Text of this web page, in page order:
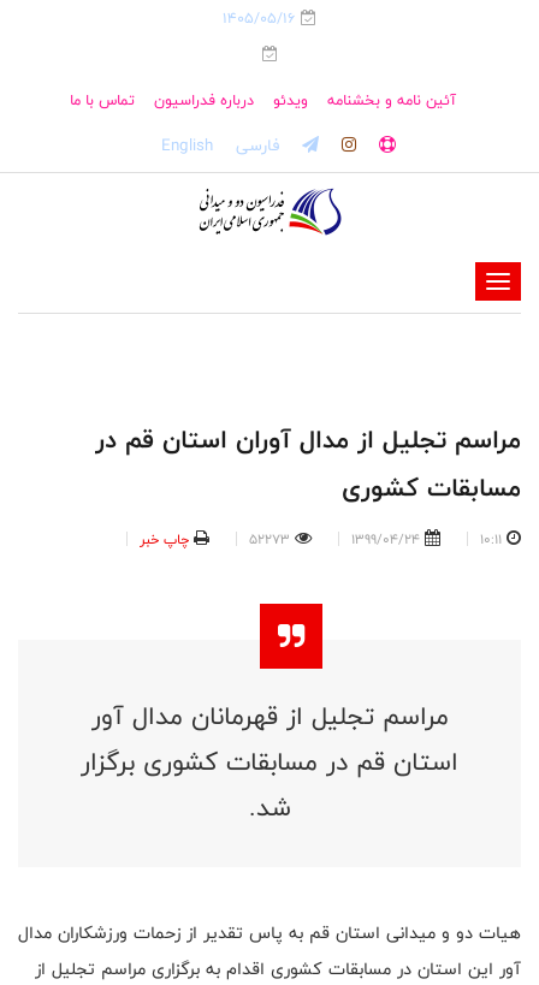
1405/05/16
آئین نامه و بخشنامه ویدئو درباره فدراسیون تماس با ما
فارسی English
-
-
-
-
مراسم تجلیل از مدال آوران استان قم در
مسابقات کشوری
10:11
1399/04/24
52273 چاپ خبر
مراسم تجلیل از قهرمانان مدال آور
استان قم در مسابقات کشوری برگزار
شد.
هیات دو و میدانی استان قم به پاس تقدیر از زحمات ورزشکاران مدال
آور این استان در مسابقات کشوری اقدام به برگزاری مراسم تجلیل از